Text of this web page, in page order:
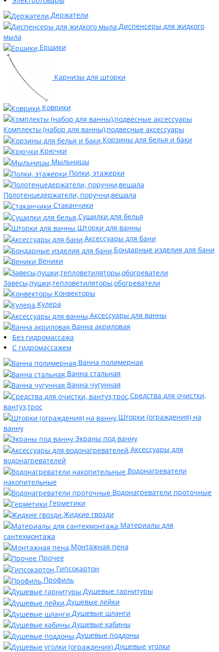
Держатели
Диспенсеры для жидкого
мыла
Ершики
Карнизы для шторки
Коврики
Комплекты (набор для ванны),подвесные аксессуары
Корзины для белья и баки
Крючки
Мыльницы
Полки, этажерки
Полотенцедержатели, поручни,вешала
Стаканчики
Сушилки для белья
Шторки для ванны
Аксессуары для бани
Бондарные изделия для бани
Веники
Завесы,пушки,тепловетиляторы,обогреватели
Конвекторы
Кулера
Аксессуары для ванны
Ванна акриловая
Без гидромассажа
С гидромассажем
Ванна полимерная
Ванна стальная
Ванна чугунная
Средства для очистки,
вантуз,трос
Шторки (ограждения) на
ванну
Экраны под ванну
Аксессуары для
водонагревателей
Водонагреватели
накопительные
Водонагреватели проточные
Герметики
Жидкие гвозди
Материалы для
сантехмонтажа
Монтажная пена
Прочее
Гипсокартон
Профиль
Душевые гарнитуры
Душевые лейки
Душевые шланги
Душевые кабины
Душевые поддоны
Душевые уголки